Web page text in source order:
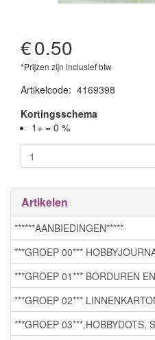
€0.50
*Prijzen zijn inclusief btw
Artikelcode: 4169398
Kortingsschema
1+ = 0 %
Artikelen
******AANBIEDINGEN*****
***GROEP 00***
***GROEP 01*** BORDUREN
***GROEP 02***
***GROEP 03***,HOBBYDOTS,